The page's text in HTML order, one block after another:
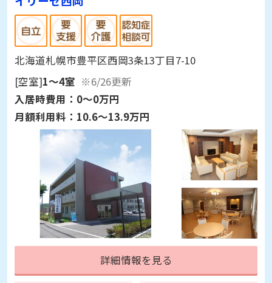
北海道札幌市豊平区西岡3条13丁目7-10
[空室]1～4室 ※6/26更新
入居時費用： 0～0万円
月額利用料： 10.6～13.9万円
詳細情報を見る